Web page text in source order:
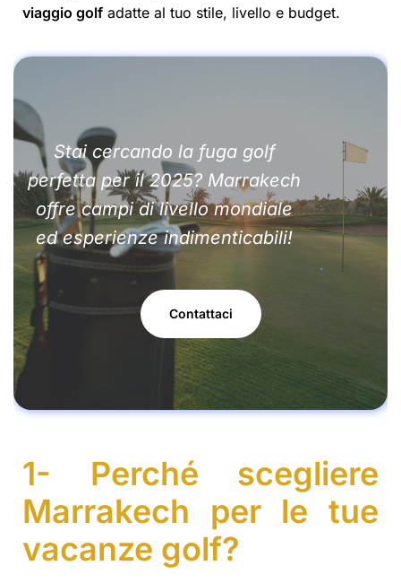
viaggio golf adatte al tuo stile, livello e budget.
Stai cercando la fuga golf
perfetta per il 2025? Marrakech
offre campi di livello mondiale
ed esperienze indimenticabili!
Contattaci
1- Perché scegliere
Marrakech per le tue
vacanze golf?